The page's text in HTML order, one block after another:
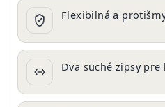
Flexibilná a
Dva suché zipsy